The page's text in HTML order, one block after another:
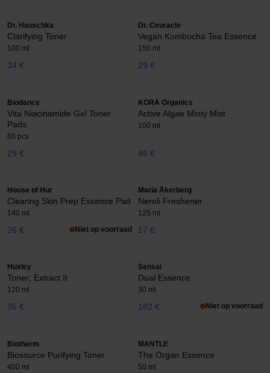
Dr. Hauschka
Clarifying Toner
100 ml
34 €
Dr. Ceuracle
Vegan Kombucha Tea Essence
150 ml
29 €
Biodance
Vita Niacinamide Gel Toner
Pads
60 pcs
29 €
KORA Organics
Active Algae Minty Mist
100 ml
46 €
House of Hur
Clearing Skin Prep Essence Pad
140 ml
26 € Niet op voorraad
Maria Åkerberg
Neroli Freshener
125 ml
17 €
Huxley
Toner; Extract It
120 ml
35 €
Sensai
Dual Essence
30 ml
182 € Niet op voorraad
Biotherm
Biosource Purifying Toner
400 ml
MANTLE
The Organ Essence
50 ml